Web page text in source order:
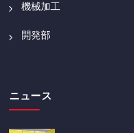
機械加工
開発部
ニュース